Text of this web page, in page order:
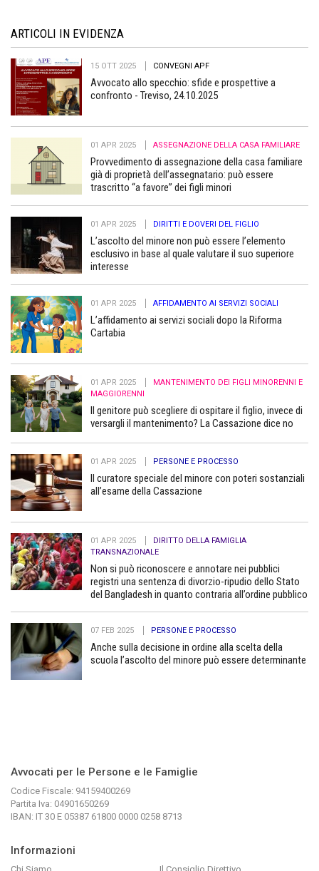
ARTICOLI IN EVIDENZA
15 OTT 2025 CONVEGNI APF
Avvocato allo specchio: sfide e prospettive a
confronto - Treviso, 24.10.2025
01 APR 2025 ASSEGNAZIONE DELLA CASA FAMILIARE
Provvedimento di assegnazione della casa familiare
già di proprietà dell’assegnatario: può essere
trascritto “a favore” dei figli minori
01 APR 2025 DIRITTI E DOVERI DEL FIGLIO
L’ascolto del minore non può essere l’elemento
esclusivo in base al quale valutare il suo superiore
interesse
01 APR 2025 AFFIDAMENTO AI SERVIZI SOCIALI
L’affidamento ai servizi sociali dopo la Riforma
Cartabia
01 APR 2025
MANTENIMENTO DEI FIGLI MINORENNI E
MAGGIORENNI
Il genitore può scegliere di ospitare il figlio, invece di
versargli il mantenimento? La Cassazione dice no
01 APR 2025 PERSONE E PROCESSO
Il curatore speciale del minore con poteri sostanziali
all’esame della Cassazione
01 APR 2025
DIRITTO DELLA FAMIGLIA
TRANSNAZIONALE
Non si può riconoscere e annotare nei pubblici
registri una sentenza di divorzio-ripudio dello Stato
del Bangladesh in quanto contraria all’ordine pubblico
07 FEB 2025 PERSONE E PROCESSO
Anche sulla decisione in ordine alla scelta della
scuola l’ascolto del minore può essere determinante
Avvocati per le Persone e le Famiglie
Codice Fiscale: 94159400269
Partita Iva: 04901650269
IBAN: IT 30 E 05387 61800 0000 0258 8713
Informazioni